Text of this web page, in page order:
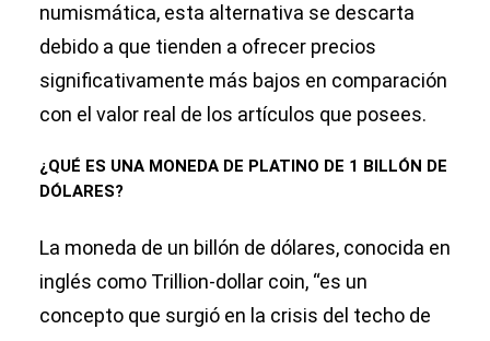
numismática, esta alternativa se descarta
debido a que tienden a ofrecer precios
significativamente más bajos en comparación
con el valor real de los artículos que posees.
¿QUÉ ES UNA MONEDA DE PLATINO DE 1 BILLÓN DE
DÓLARES?
La moneda de un billón de dólares, conocida en
inglés como Trillion-dollar coin, “es un
concepto que surgió en la crisis del techo de